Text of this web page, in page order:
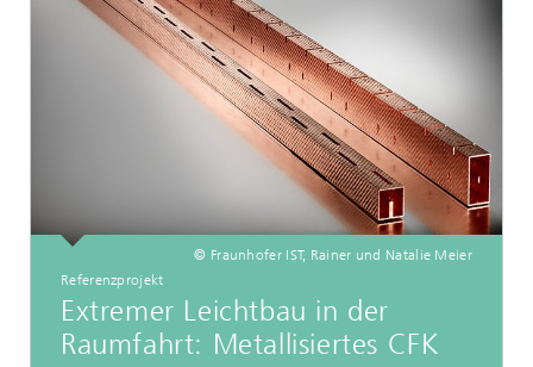
© Fraunhofer IST, Rainer und Natalie Meier
Referenzprojekt
Extremer Leichtbau in der
Raumfahrt: Metallisiertes CFK